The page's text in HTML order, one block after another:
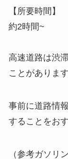
【所要時間】
約2時間~
高速道路は渋
ことがあります
事前に道路情
することをお
（参考ガソリ